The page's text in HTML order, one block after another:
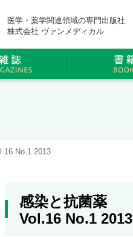
医学・薬学関連領域の専門出版社
株式会社 ヴァンメディカル
No.1 2013
感染と抗菌薬
Vol.16 No.1 2013